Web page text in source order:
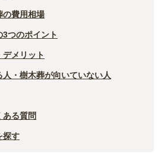
の費用相場
つのポイント
メリット
・樹木葬が向いていない人
ある質問
探す